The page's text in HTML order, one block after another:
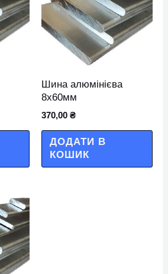
Шина алюмінієва
8х60мм
370,00 ₴
ДОДАТИ В
КОШИК